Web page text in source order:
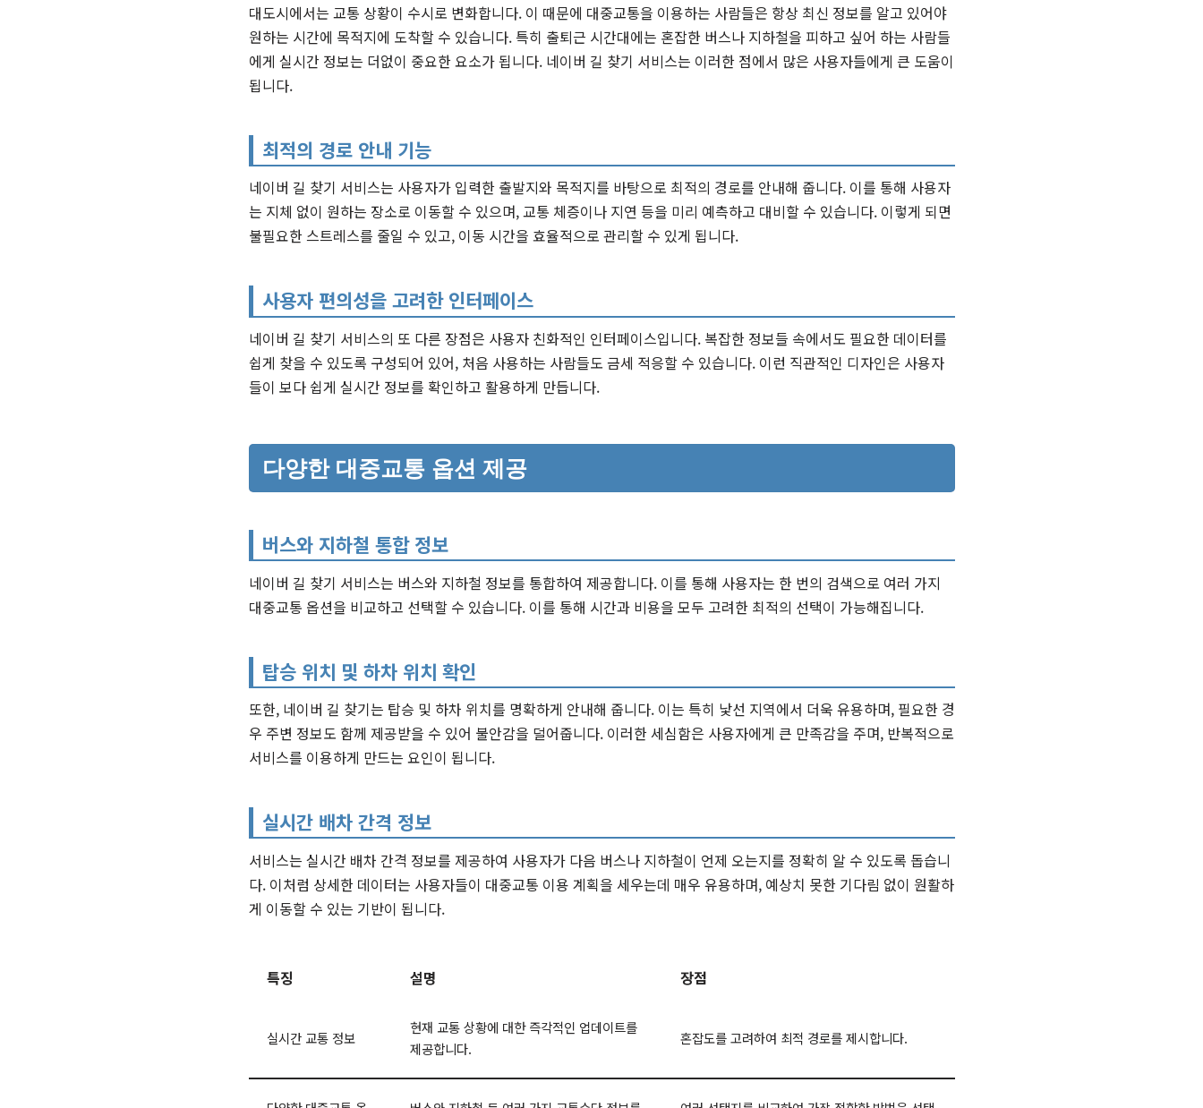
대도시에서는 교통 상황이 수시로 변화합니다. 이 때문에 대중교통을 이용하는 사람들은 항상 최신 정보를 알고 있어야
원하는 시간에 목적지에 도착할 수 있습니다. 특히 출퇴근 시간대에는 혼잡한 버스나 지하철을 피하고 싶어 하는 사람들
에게 실시간 정보는 더없이 중요한 요소가 됩니다. 네이버 길 찾기 서비스는 이러한 점에서 많은 사용자들에게 큰 도움이
됩니다.
최적의 경로 안내 기능
네이버 길 찾기 서비스는 사용자가 입력한 출발지와 목적지를 바탕으로 최적의 경로를 안내해 줍니다. 이를 통해 사용자
는 지체 없이 원하는 장소로 이동할 수 있으며, 교통 체증이나 지연 등을 미리 예측하고 대비할 수 있습니다. 이렇게 되면
불필요한 스트레스를 줄일 수 있고, 이동 시간을 효율적으로 관리할 수 있게 됩니다.
사용자 편의성을 고려한 인터페이스
네이버 길 찾기 서비스의 또 다른 장점은 사용자 친화적인 인터페이스입니다. 복잡한 정보들 속에서도 필요한 데이터를
쉽게 찾을 수 있도록 구성되어 있어, 처음 사용하는 사람들도 금세 적응할 수 있습니다. 이런 직관적인 디자인은 사용자
들이 보다 쉽게 실시간 정보를 확인하고 활용하게 만듭니다.
다양한 대중교통 옵션 제공
버스와 지하철 통합 정보
네이버 길 찾기 서비스는 버스와 지하철 정보를 통합하여 제공합니다. 이를 통해 사용자는 한 번의 검색으로 여러 가지
대중교통 옵션을 비교하고 선택할 수 있습니다. 이를 통해 시간과 비용을 모두 고려한 최적의 선택이 가능해집니다.
탑승 위치 및 하차 위치 확인
또한, 네이버 길 찾기는 탑승 및 하차 위치를 명확하게 안내해 줍니다. 이는 특히 낯선 지역에서 더욱 유용하며, 필요한 경
우 주변 정보도 함께 제공받을 수 있어 불안감을 덜어줍니다. 이러한 세심함은 사용자에게 큰 만족감을 주며, 반복적으로
서비스를 이용하게 만드는 요인이 됩니다.
실시간 배차 간격 정보
서비스는 실시간 배차 간격 정보를 제공하여 사용자가 다음 버스나 지하철이 언제 오는지를 정확히 알 수 있도록 돕습니
다. 이처럼 상세한 데이터는 사용자들이 대중교통 이용 계획을 세우는데 매우 유용하며, 예상치 못한 기다림 없이 원활하
게 이동할 수 있는 기반이 됩니다.
특징 설명 장점
실시간 교통 정보
현재 교통 상황에 대한 즉각적인 업데이트를
제공합니다.
혼잡도를 고려하여 최적 경로를 제시합니다.